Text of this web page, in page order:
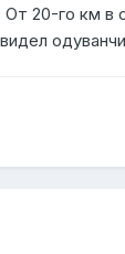
20-го км в